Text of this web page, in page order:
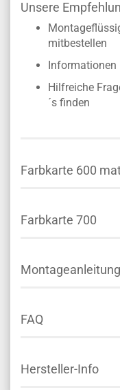
Unsere
mitbestellen
Informationen
Hilfreiche
´s finden
Farbkarte 600
Farbkarte 700
Montageanleitung
FAQ
Hersteller-Info